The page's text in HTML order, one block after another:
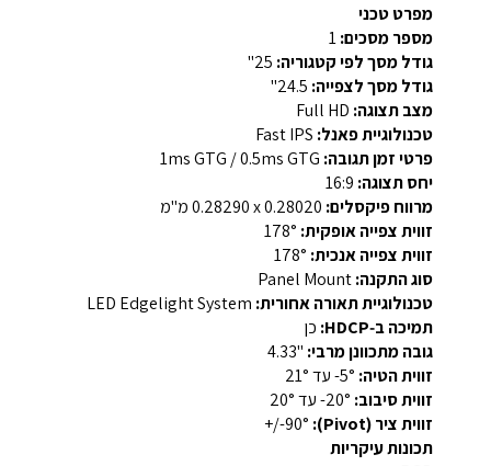
מפרט טכני
מספר מסכים:
גודל מסך לפי קטגוריה:
גודל מסך לצפייה:
מצב תצוגה:
טכנולוגיית פאנל:
פרטי זמן תגובה:
יחס תצוגה:
מרווח פיקסלים:
זווית צפייה אופקית:
זווית צפייה אנכית:
סוג התקנה:
טכנולוגיית תאורה אחורית:
תמיכה ב‑HDCP:
כן
גובה מתכוונן מרבי:
זווית הטיה:
זווית סיבוב:
זווית ציר (Pivot):
תכונות עיקריות